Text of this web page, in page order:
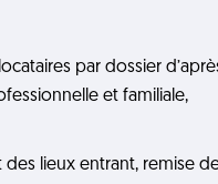
par dossier
et familiale,
des lieux entrant, remise